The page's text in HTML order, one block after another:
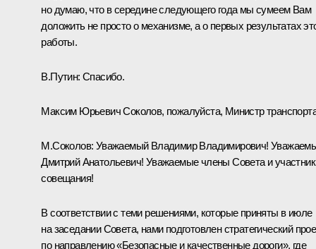
но думаю, что в середине следующего года мы сумеем Вам
доложить не просто о механизме, а о первых результатах
работы.
В.Путин: Спасибо.
Максим Юрьевич Соколов, пожалуйста, Министр
М.Соколов: Уважаемый Владимир Владимирович!
Дмитрий Анатольевич! Уважаемые члены Совета и
совещания!
В соответствии с теми решениями, которые приняты в июле
на заседании Совета, нами подготовлен стратегический
по направлению «Безопасные и качественные дороги», где